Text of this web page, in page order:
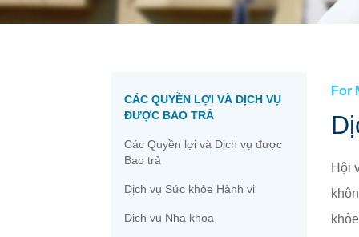
Đủ điều kiện »
Quý vị »
Thư viện Y tế Tiệm thuốc tây »
Phòng báo chí »
CÁC QUYỀN LỢI VÀ DỊCH VỤ
ĐƯỢC BAO TRẢ
Các Quyền lợi và Dịch vụ được
Bao trả
Dịch vụ Sức khỏe Hành vi
Dịch vụ Nha khoa
For
Hội